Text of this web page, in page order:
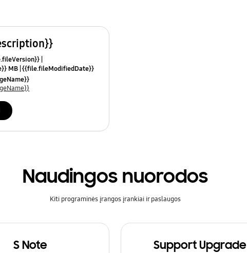
MB {{file.fileModifiedDate}}
Naudingos nuorodos
Kiti programinės įrangos įrankiai ir paslaugos
S Note Support Upgrade